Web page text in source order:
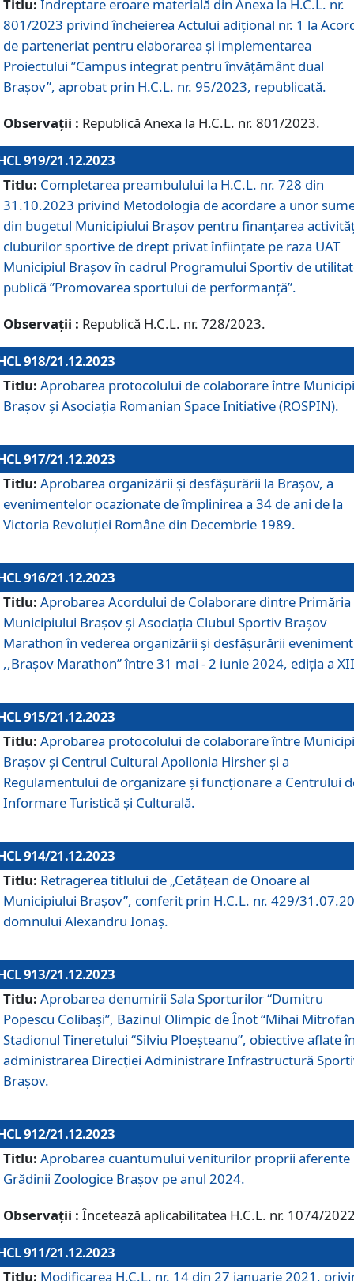
Titlu: Îndreptare eroare materială din Anexa la H.C.L. nr.
801/2023 privind încheierea Actului adițional nr. 1 la
de parteneriat pentru elaborarea și implementarea
Proiectului ”Campus integrat pentru învățământ dual
Brașov”, aprobat prin H.C.L. nr. 95/2023, republicată.
Observații : Republică Anexa la H.C.L. nr. 801/2023.
919/21.12.2023
Titlu: Completarea preambulului la H.C.L. nr. 728 din
31.10.2023 privind Metodologia de acordare a unor
din bugetul Municipiului Brașov pentru finanțarea
cluburilor sportive de drept privat înființate pe raza UAT
Municipiul Brașov în cadrul Programului Sportiv de
publică ”Promovarea sportului de performanță”.
Observații : Republică H.C.L. nr. 728/2023.
918/21.12.2023
Titlu: Aprobarea protocolului de colaborare între
Brașov și Asociația Romanian Space Initiative (ROSPIN).
917/21.12.2023
Titlu: Aprobarea organizării şi desfăşurării la Braşov, a
evenimentelor ocazionate de împlinirea a 34 de ani de la
Victoria Revoluţiei Române din Decembrie 1989.
916/21.12.2023
Titlu: Aprobarea Acordului de Colaborare dintre Primăria
Municipiului Brașov și Asociația Clubul Sportiv Brașov
Marathon în vederea organizării și desfășurării
,,Brașov Marathon” între 31 mai - 2 iunie 2024, ediția a
915/21.12.2023
Titlu: Aprobarea protocolului de colaborare între
Brașov și Centrul Cultural Apollonia Hirsher și a
Regulamentului de organizare și funcționare a Centrului
Informare Turistică și Culturală.
914/21.12.2023
Titlu: Retragerea titlului de „Cetățean de Onoare al
Municipiului Brașov”, conferit prin H.C.L. nr. 429/
domnului Alexandru Ionaș.
913/21.12.2023
Titlu: Aprobarea denumirii Sala Sporturilor “Dumitru
Popescu Colibași”, Bazinul Olimpic de Înot “Mihai
Stadionul Tineretului “Silviu Ploeșteanu”, obiective aflate
administrarea Direcției Administrare Infrastructură
Brașov.
912/21.12.2023
Titlu: Aprobarea cuantumului veniturilor proprii aferente
Grădinii Zoologice Braşov pe anul 2024.
Observații : Încetează aplicabilitatea H.C.L. nr. 1074/
911/21.12.2023
Titlu: Modificarea H.C.L. nr. 14 din 27 ianuarie 2021,